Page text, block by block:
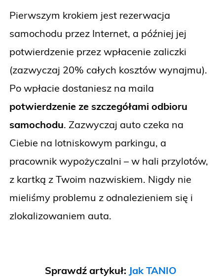
Pierwszym krokiem jest rezerwacja
samochodu przez Internet, a później jej
potwierdzenie przez wpłacenie zaliczki
(zazwyczaj 20% całych kosztów wynajmu).
Po wpłacie dostaniesz na maila
potwierdzenie ze szczegółami odbioru
samochodu. Zazwyczaj auto czeka na
Ciebie na lotniskowym parkingu, a
pracownik wypożyczalni – w hali przylotów,
z kartką z Twoim nazwiskiem. Nigdy nie
mieliśmy problemu z odnalezieniem się i
zlokalizowaniem auta.
Sprawdź artykuł: Jak TANIO